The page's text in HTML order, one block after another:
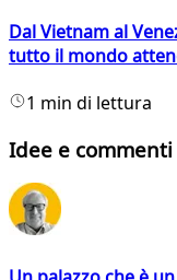
Dal Vietnam al
tutto il mondo
1 min di lettura
Idee e commenti